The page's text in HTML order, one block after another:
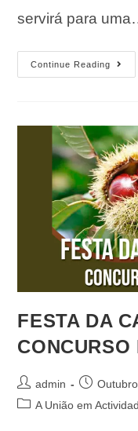
servirá para
Continue Reading
FESTA DA
CONCURSO
admin
A União em